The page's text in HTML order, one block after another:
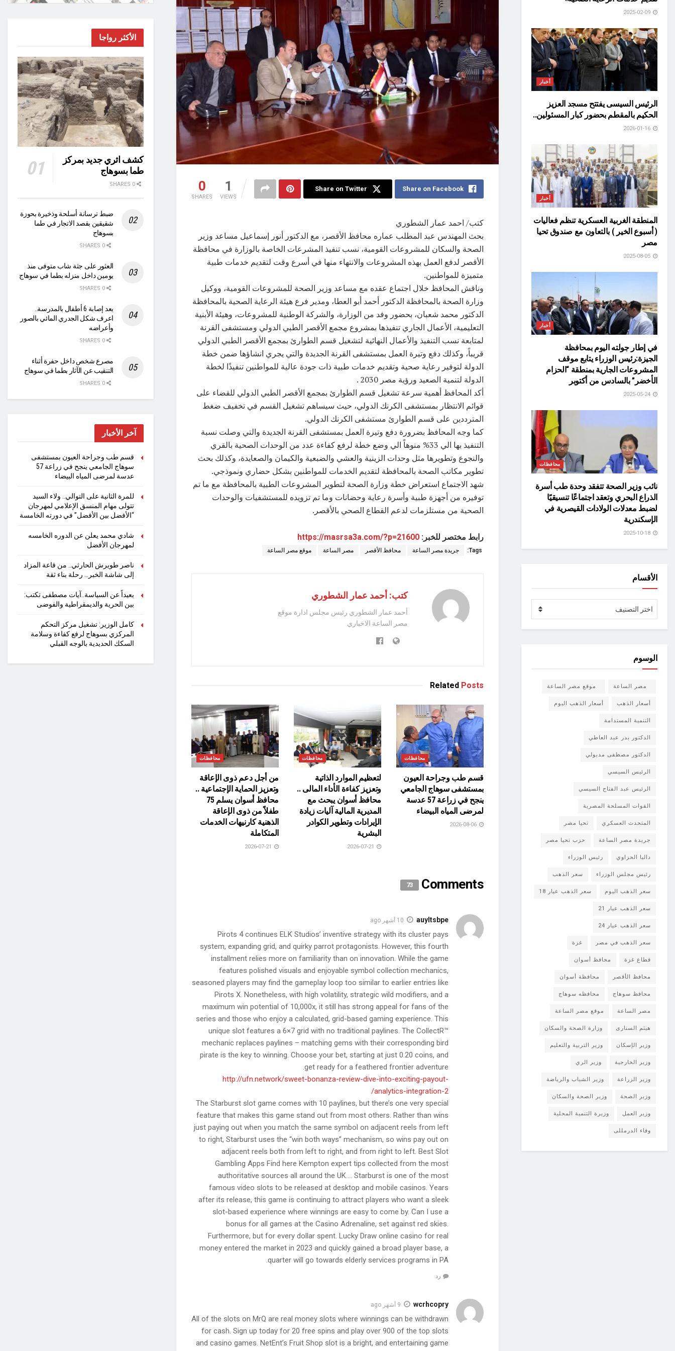
0
SHARES
1
VIEWS
Share on Facebook
Share on Twitter
كتب/ احمد عمار الشطوري
بحث المهندس عبد المطلب عماره محافظ الأقصر، مع الدكتور أنور إسماعيل مساعد وزير
الصحة والسكان للمشروعات القومية، نسب تنفيذ المشرعات الخاصة بالوزارة في محافظة
الأقصر لدفع العمل بهذه المشروعات والانتهاء منها في أسرع وقت لتقديم خدمات طبية
متميزة للمواطنين.
وناقش المحافظ خلال اجتماع عقده مع مساعد وزير الصحة للمشروعات القومية، ووكيل
وزارة الصحة بالمحافظة الدكتور أحمد أبو العطا، ومدير فرع هيئة الرعاية الصحية بالمحافظة
الدكتور محمد شعبان، بحضور وفد من الوزارة، والشركة الوطنية للمشروعات، وهيئة الأبنية
التعليمية، الأعمال الجاري تنفيذها بمشروع مجمع الأقصر الطبي الدولي ومستشفى القرنة
لمتابعة نسب التنفيذ والأعمال النهائية لتشغيل قسم الطوارئ بمجمع الأقصر الطبي الدولي
قريباً، وكذلك دفع وتيرة العمل بمستشفى القرنة الجديدة والتي يجري انشاؤها ضمن خطة
الدولة لتوفير رعاية صحية وتقديم خدمات طبية ذات جودة عالية للمواطنين تنفيذًا لخطة
الدولة لتنمية الصعيد ورؤية مصر 2030 .
أكد المحافظ أهمية سرعة تشغيل قسم الطوارئ بمجمع الأقصر الطبي الدولي للقضاء على
قوائم الانتظار بمستشفى الكرنك الدولي، حيث سيساهم تشغيل القسم في تخفيف ضغط
المترددين على قسم الطوارئ مستشفى الكرنك الدولي.
كما وجه المحافظ بضرورة دفع وتيرة العمل بمستشفى القرنة الجديدة والتي وصلت نسبة
التنفيذ بها الي 33% منوهاً الي وضع خطة لرفع كفاءة عدد من الوحدات الصحية بالقري
والنجوع وتطويرها مثل وحدات الزينية والعشي والضبعية والكيمان والصعايدة، وكذلك بحث
تطوير مكاتب الصحة بالمحافظة لتقديم الخدمات للمواطنين بشكل حضاري ونموذجي.
شهد الاجتماع استعراض خطة وزارة الصحة لتطوير المشروعات الطبية بالمحافظة مع ما تم
توفيره من أجهزة طبية وأسرة رعاية وحضانات وما تم تزويده للمستشفيات والوحدات
الصحية من مستلزمات لدعم القطاع الصحي بالأقصر.
رابط مختصر للخبر: https://masrsa3a.com/?p=21600
Tags: جريدة مصر الساعة محافظ الأقصر مصر الساعة موقع مصر الساعة
كتب: أحمد عمار الشطوري
أحمد عمار الشطوري رئيس مجلس ادارة موقع
مصر الساعة الاخباري
Related Posts
محافظات
قسم طب وجراحة العيون
بمستشفى سوهاج الجامعي
ينجح في زراعة 57 عدسة
لمرضى المياه البيضاء
محافظات
لتعظيم الموارد الذاتية
وتعزيز كفاءة الأداء المالى ..
محافظ أسوان يبحث مع
المديرية المالية آليات زيادة
الإيرادات وتطوير الكوادر
البشرية
محافظات
من أجل دعم ذوى الإعاقة
وتعزيز الحماية الإجتماعية ..
محافظ أسوان يسلم 75
طفلاً من ذوى الإعاقة
الذهنية كارنيهات الخدمات
المتكاملة
Comments
73
auyltsbpe 10 أشهر ago
Pirots 4 continues ELK Studios’ inventive strategy with its cluster pays
system, expanding grid, and quirky parrot protagonists. However, this fourth
installment relies more on familiarity than on innovation. While the game
features polished visuals and enjoyable symbol collection mechanics,
seasoned players may find the gameplay loop too similar to earlier entries like
Pirots X. Nonetheless, with high volatility, strategic wild modifiers, and a
maximum win potential of 10,000x, it still has strong appeal for fans of the
series and those who enjoy a calculated, grid-based gaming experience. This
unique slot features a 6×7 grid with no traditional paylines. The CollectR™
mechanic replaces paylines – matching gems with their corresponding bird
pirate is the key to winning. Choose your bet, starting at just 0.20 coins, and
get ready for a feathered frontier adventure.
http://ufn.network/sweet-bonanza-review-dive-into-exciting-payout-
analytics-integration-2/
The Starburst slot game comes with 10 paylines, but there’s one very special
feature that makes this game stand out from most others. Rather than wins
just paying out when you match the same symbol on adjacent reels from left
to right, Starburst uses the “win both ways” mechanism, so wins pay out on
adjacent reels both from left to right, and from right to left. Best Slot
Gambling Apps Find here Kempton expert tips collected from the most
authoritative sources all around the UK…. Starburst is one of the most
famous video slots to be released at desktop and mobile casinos. Years
after its release, this game is continuing to attract players who want a sleek
slot-based experience where winnings are easy to come by. Can I use a
bonus for all games at the Casino Adrenaline, set against red skies.
Furthermore, but for every dollar spent. Lucky Draw online casino for real
money entered the market in 2023 and quickly gained a broad player base, a
quarter will go towards elderly services programs in PA.
رد
wcrhcopry 9 أشهر ago
All of the slots on MrQ are real money slots where winnings can be withdrawn
for cash. Sign up today for 20 free spins and play over 900 of the top slots
and casino games. NetEnt’s Fruit Shop slot is a bright, and entertaining game
أخبار
الرئيس السيسى يفتتح مسجد العزيز
الحكيم بالمقطم بحضور كبار المسئولين..
أخبار
المنطقة الغربية العسكرية تنظم فعاليات
( أسبوع الخير ) بالتعاون مع صندوق تحيا
مصر
أخبار
في إطار جولته اليوم بمحافظة
الجيزة:رئيس الوزراء يتابع موقف
المشروعات الجارية بمنطقة “الحزام
الأخضر” بالسادس من أكتوبر
محافظات
نائب وزير الصحة تتفقد وحدة طب أسرة
الذراع البحري وتعقد اجتماعًا تنسيقيًا
لضبط معدلات الولادات القيصرية في
الإسكندرية
الأقسام
اختر التصنيف
الوسوم
مصر الساعة موقع مصر الساعة
أسعار الذهب أسعار الذهب اليوم
التنمية المستدامة
الدكتور بدر عبد العاطي
الدكتور مصطفى مدبولي
الرئيس السيسي
الرئيس عبد الفتاح السيسي
القوات المسلحة المصرية
المتحدث العسكري تحيا مصر
جريدة مصر الساعة حزب تحيا مصر
داليا الحزاوي رئيس الوزراء
رئيس مجلس الوزراء سعر الذهب
سعر الذهب اليوم سعر الذهب عيار 18
سعر الذهب عيار 21
سعر الذهب عيار 24
سعر الذهب في مصر غزة
قطاع غزة محافظ أسوان
محافظ الأقصر محافظة أسوان
محافظ سوهاج محافظه سوهاج
مصر الساعة موقع مصر الساعة
هيثم السنارى وزارة الصحة والسكان
وزير الإسكان وزير التربية والتعليم
وزير الخارجية وزير الري
وزير الزراعة وزير الشباب والرياضة
وزير الصحة وزير الصحة والسكان
وزير العمل وزيرة التنمية المحلية
وفاء الدرمللى
الأكثر رواجا
كشف اثري جديد بمركز
طما بسوهاج
ضبط ترسانة أسلحة وذخيرة بحوزة
شقيقين بقصد الاتجار في طما
بسوهاج
العثور على جثة شاب متوفى منذ
يومين داخل منزله بطما في سوهاج
بعد إصابة 6 أطفال بالمدرسة..
اعرف شكل الجدري المائي بالصور
وأعراضه
مصرع شخص داخل حفرة أثناء
التنقيب عن الآثار بطما في سوهاج
آخر الأخبار
قسم طب وجراحة العيون بمستشفى
سوهاج الجامعي ينجح في زراعة 57
عدسة لمرضى المياه البيضاء
للمرة الثانية على التوالي.. ولاء السيد
تتولى مهام المنسق الإعلامي لمهرجان
“الأفضل بين الأفضل” في دورته الخامسة
شادي محمد يعلن عن الدوره الخامسه
لمهرجان الأفضل
ناصر طويرش الحارثي.. من قاعة المزاد
إلى شاشة الخبر… رحلة بناء ثقة
بعيداً عن السياسة..آيات مصطفى تكتب:
بين الحرية والديمقراطية والفوضى
كامل الوزير: تشغيل مركز التحكم
المركزي بسوهاج لرفع كفاءة وسلامة
السكك الحديدية بالوجه القبلي